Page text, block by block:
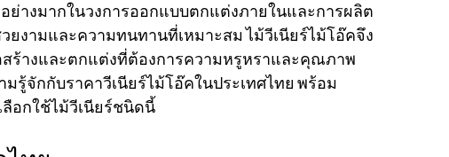
ย่างมากในวงการออกแบบตกแต่งภายในและการผลิต
ยงามและความทนทานที่เหมาะสม ไม้วีเนียร์ไม้โอ๊คจึง
สร้างและตกแต่งที่ต้องการความหรูหราและคุณภาพ
รู้จักกับราคาวีเนียร์ไม้โอ๊คในประเทศไทย พร้อม
อกใช้ไม้วีเนียร์ชนิดนี้